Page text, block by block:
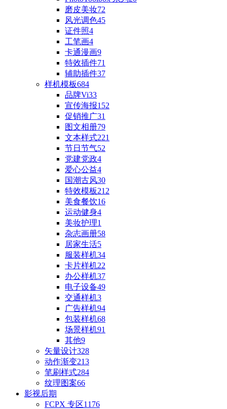
磨皮美妆72
风光调色45
证件照4
工笔画4
卡通漫画9
特效插件71
辅助插件37
样机模板684
品牌Vi33
宣传海报152
促销推广31
图文相册79
文本样式221
节日节气52
党建党政4
爱心公益4
国潮古风30
特效模板212
美食餐饮16
运动健身4
美妆护理1
杂志画册58
居家生活5
服装样机34
卡片样机22
办公样机37
电子设备49
交通样机3
广告样机94
包装样机68
场景样机91
其他9
矢量设计328
动作渐变213
笔刷样式284
纹理图案66
影视后期
FCPX 专区1176